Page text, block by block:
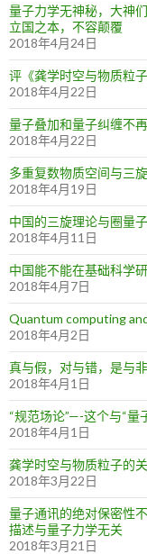
量子力学无神秘，大神
立国之本，不容颠覆
2018年4月24日
评《龚学时空与物质粒子
2018年4月22日
量子叠加和量子纠缠不再
2018年4月22日
多重复数物质空间与三
2018年4月19日
中国的三旋理论与圈量
2018年4月11日
中国能不能在基础科学
2018年4月7日
Quantum computing
2018年4月2日
真与假，对与错，是与
2018年4月1日
“规范场论”—-这个与“量
2018年4月1日
龚学时空与物质粒子的
2018年3月22日
量子通讯的绝对保密性
描述与量子力学无关
2018年3月21日